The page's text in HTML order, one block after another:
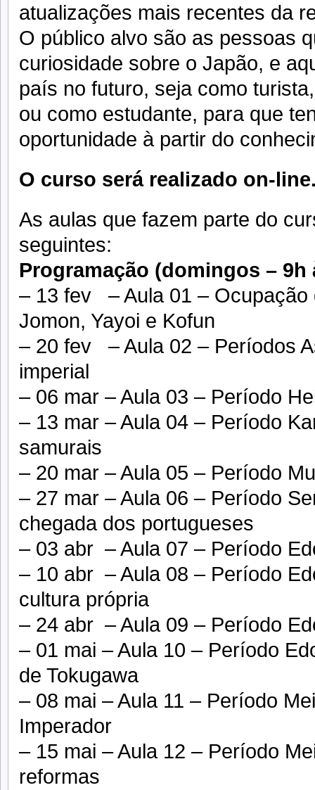
atualizações mais recentes da
O público alvo são as pessoas
curiosidade sobre o Japão, e
país no futuro, seja como
ou como estudante, para que
oportunidade à partir do
O curso será realizado on-
As aulas que fazem parte do
seguintes:
Programação (domingos –
– 13 fev – Aula 01 – Ocupação
Jomon, Yayoi e Kofun
– 20 fev – Aula 02 – Períodos
imperial
– 06 mar – Aula 03 – Período
– 13 mar – Aula 04 – Período
samurais
– 20 mar – Aula 05 – Período
– 27 mar – Aula 06 – Período
chegada dos portugueses
– 03 abr – Aula 07 – Período
– 10 abr – Aula 08 – Período
cultura própria
– 24 abr – Aula 09 – Período
– 01 mai – Aula 10 – Período
de Tokugawa
– 08 mai – Aula 11 – Período
Imperador
– 15 mai – Aula 12 – Período
reformas